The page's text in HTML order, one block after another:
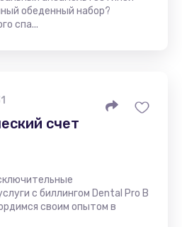
обеденный набор?
спа...
счет
с биллингом Dental Pro В
своим опытом в